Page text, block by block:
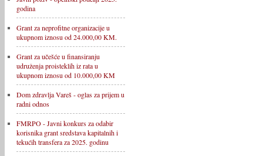
godina
Grant za neprofitne organizacije u
ukupnom iznosu od 24.000,00 KM.
Grant za učešće u finansiranju
udruženja proisteklih iz rata u
ukupnom iznosu od 10.000,00 KM
Dom zdravlja Vareš - oglas za prijem u
radni odnos
FMRPO - Javni konkurs za odabir
korisnika grant sredstava kapitalnih i
tekućih transfera za 2025. godinu